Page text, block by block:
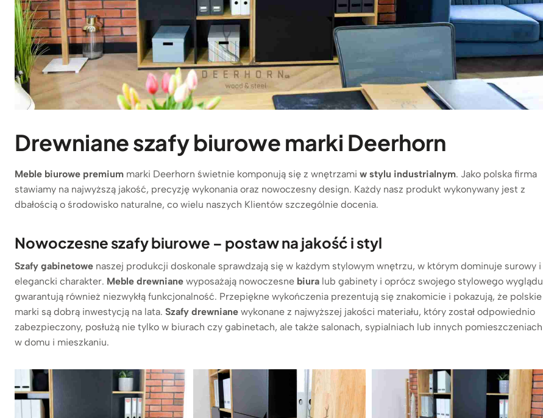
Drewniane szafy biurowe marki Deerhorn
Meble biurowe premium marki Deerhorn świetnie komponują się z wnętrzami w stylu industrialnym. Jako polska firma
stawiamy na najwyższą jakość, precyzję wykonania oraz nowoczesny design. Każdy nasz produkt wykonywany jest z
dbałością o środowisko naturalne, co wielu naszych Klientów szczególnie docenia.
Nowoczesne szafy biurowe – postaw na jakość i styl
Szafy gabinetowe naszej produkcji doskonale sprawdzają się w każdym stylowym wnętrzu, w którym dominuje surowy i
elegancki charakter. Meble drewniane wyposażają nowoczesne biura lub gabinety i oprócz swojego stylowego wyglądu
gwarantują również niezwykłą funkcjonalność. Przepiękne wykończenia prezentują się znakomicie i pokazują, że polskie
marki są dobrą inwestycją na lata. Szafy drewniane wykonane z najwyższej jakości materiału, który został odpowiednio
zabezpieczony, posłużą nie tylko w biurach czy gabinetach, ale także salonach, sypialniach lub innych pomieszczeniach
w domu i mieszkaniu.